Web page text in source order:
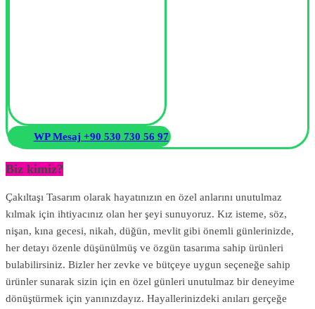
WP Mesaj +90 530 730 56 97
Biz kimiz?
Çakıltaşı Tasarım olarak hayatınızın en özel anlarını unutulmaz
kılmak için ihtiyacınız olan her şeyi sunuyoruz. Kız isteme, söz,
nişan, kına gecesi, nikah, düğün, mevlit gibi önemli günlerinizde,
her detayı özenle düşünülmüş ve özgün tasarıma sahip ürünleri
bulabilirsiniz. Bizler her zevke ve bütçeye uygun seçeneğe sahip
ürünler sunarak sizin için en özel günleri unutulmaz bir deneyime
dönüştürmek için yanınızdayız. Hayallerinizdeki anıları gerçeğe